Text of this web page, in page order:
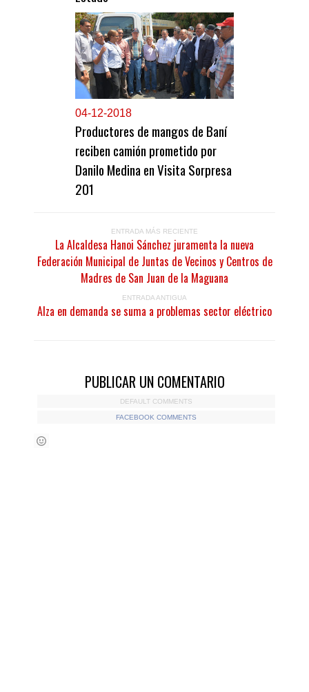
04-12-2018
Productores de mangos de Baní
reciben camión prometido por
Danilo Medina en Visita Sorpresa
201
ENTRADA MÁS RECIENTE
La Alcaldesa Hanoi Sánchez juramenta la nueva
Federación Municipal de Juntas de Vecinos y Centros de
Madres de San Juan de la Maguana
ENTRADA ANTIGUA
Alza en demanda se suma a problemas sector eléctrico
PUBLICAR UN COMENTARIO
DEFAULT COMMENTS
FACEBOOK COMMENTS